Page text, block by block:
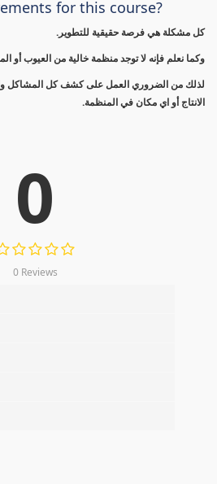
for this course?
كل مشكلة هي فرصة حقيقية للتطوير.
وكما نعلم فإنه لا توجد منظمة خالية من العيوب أو
لذلك من الضروري العمل على كشف كل المشاكل
الانتاج أو اي مكان في المنظمة.
0
0 Reviews